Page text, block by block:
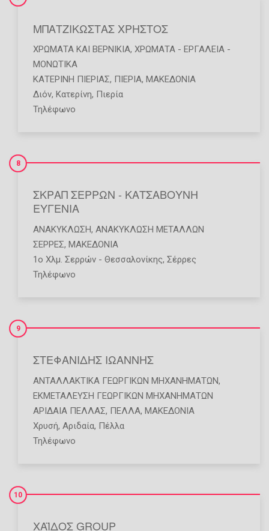
ΜΠΑΤΖΙΚΩΣΤΑΣ ΧΡΗΣΤΟΣ
ΧΡΏΜΑΤΑ ΚΑΙ ΒΕΡΝΊΚΙΑ, ΧΡΏΜΑΤΑ - ΕΡΓΑΛΕΊΑ -
ΜΟΝΩΤΙΚΆ
ΚΑΤΕΡΙΝΗ ΠΙΕΡΙΑΣ, ΠΙΕΡΙΑ, ΜΑΚΕΔΟΝΙΑ
Διόν, Κατερίνη, Πιερία
Τηλέφωνο
ΣΚΡΑΠ ΣΕΡΡΩΝ - ΚΑΤΣΑΒΟΥΝΗ
ΕΥΓΕΝΙΑ
8
ΑΝΑΚΎΚΛΩΣΗ, ΑΝΑΚΎΚΛΩΣΗ ΜΕΤΆΛΛΩΝ
ΣΕΡΡΕΣ, ΜΑΚΕΔΟΝΙΑ
1ο Χλμ. Σερρών - Θεσσαλονίκης, Σέρρες
Τηλέφωνο
ΣΤΕΦΑΝΙΔΗΣ ΙΩΑΝΝΗΣ
9
ΑΝΤΑΛΛΑΚΤΙΚΆ ΓΕΩΡΓΙΚΏΝ ΜΗΧΑΝΗΜΆΤΩΝ,
ΕΚΜΕΤΆΛΕΥΣΗ ΓΕΩΡΓΙΚΏΝ ΜΗΧΑΝΗΜΆΤΩΝ
ΑΡΙΔΑΙΑ ΠΕΛΛΑΣ, ΠΕΛΛΑ, ΜΑΚΕΔΟΝΙΑ
Χρυσή, Αριδαία, Πέλλα
Τηλέφωνο
ΧΑΪΔΟΣ GROUP
10